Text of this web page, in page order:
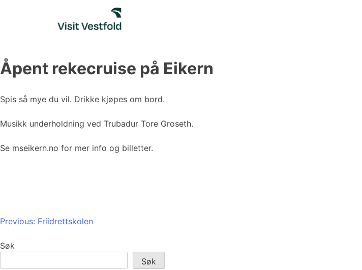
Åpent rekecruise på Eikern
Spis så mye du vil. Drikke kjøpes om bord.
Musikk underholdning ved Trubadur Tore Groseth.
Se mseikern.no for mer info og billetter.
Innleggsnavigasjon
Previous: Friidrettskolen
Søk
Søk